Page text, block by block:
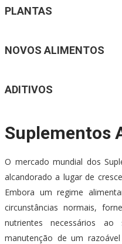
PLANTAS
NOVOS ALIMENTOS
ADITIVOS
Suplementos
O mercado mundial dos
alcandorado a lugar de
Embora um regime
circunstâncias normais,
nutrientes necessários
manutenção de um